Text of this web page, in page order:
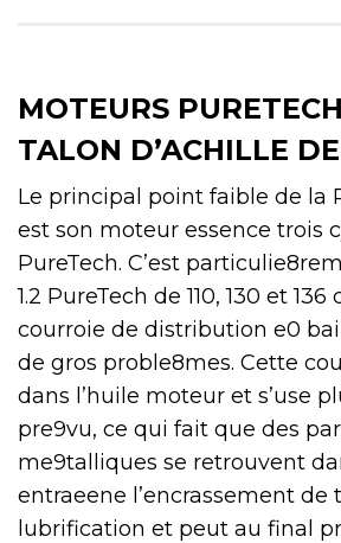
MOTEURS
TALON D’ACHILLE
Le principal point faible de la
est son moteur essence trois
PureTech. C’est
1.2 PureTech de 110, 130 et
courroie de distribution e0
de gros proble8mes. Cette
dans l’huile moteur et s’use
pre9vu, ce qui fait que des
me9talliques se retrouvent
entraeene l’encrassement
lubrification et peut au final